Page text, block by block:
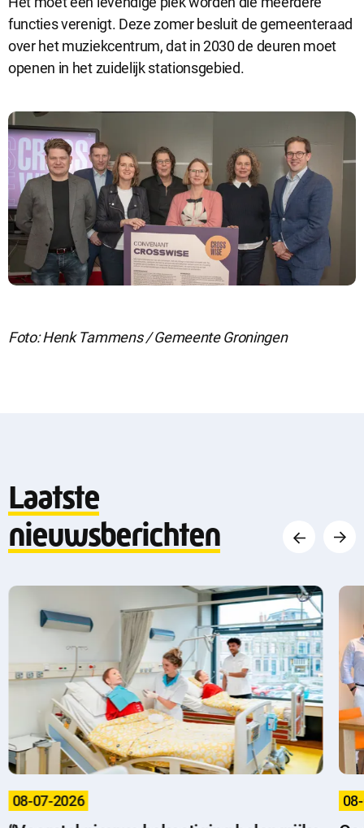
functies verenigt. Deze zomer besluit de gemeenteraad
over het muziekcentrum, dat in 2030 de deuren moet
openen in het zuidelijk stationsgebied.
Foto: Henk Tammens / Gemeente Groningen
Laatste
nieuwsberichten
08-07-2026